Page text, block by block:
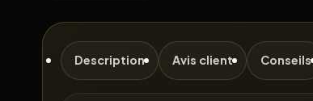
Description Avis client Conseils